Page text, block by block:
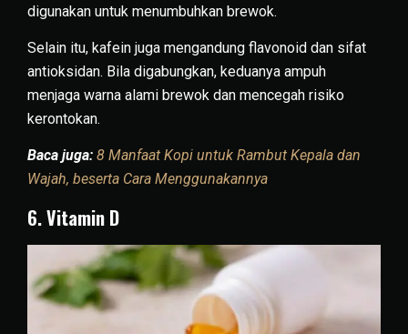
digunakan untuk menumbuhkan brewok.
Selain itu, kafein juga mengandung flavonoid dan sifat
antioksidan. Bila digabungkan, keduanya ampuh
menjaga warna alami brewok dan mencegah risiko
kerontokan.
Baca juga: 8 Manfaat Kopi untuk Rambut Kepala dan
Wajah, beserta Cara Menggunakannya
6. Vitamin D